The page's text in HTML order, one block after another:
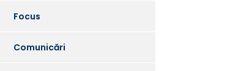
Focus
Comunicări